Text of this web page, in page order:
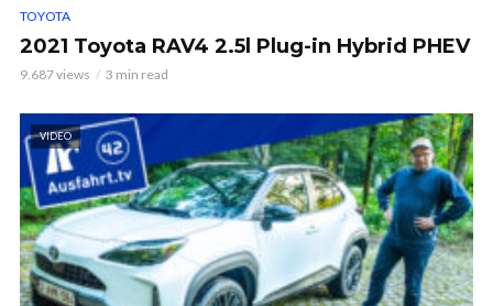
TOYOTA
2021 Toyota RAV4 2.5l Plug-in Hybrid PHEV
9.687 views 3 min read
VIDEO